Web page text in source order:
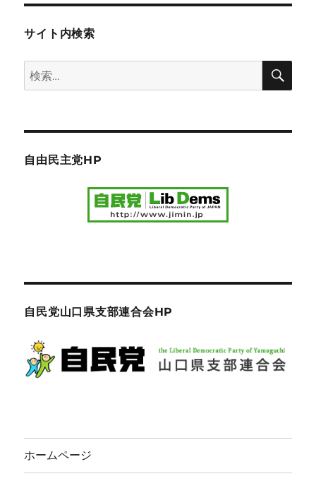
サイト内検索
検
索:
検
自由民主党HP
自民党山口県支部連合会HP
ホームページ